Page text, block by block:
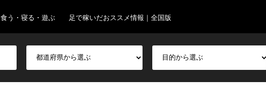
食う・寝る・遊ぶ 足で稼いだおススメ情報｜全国版